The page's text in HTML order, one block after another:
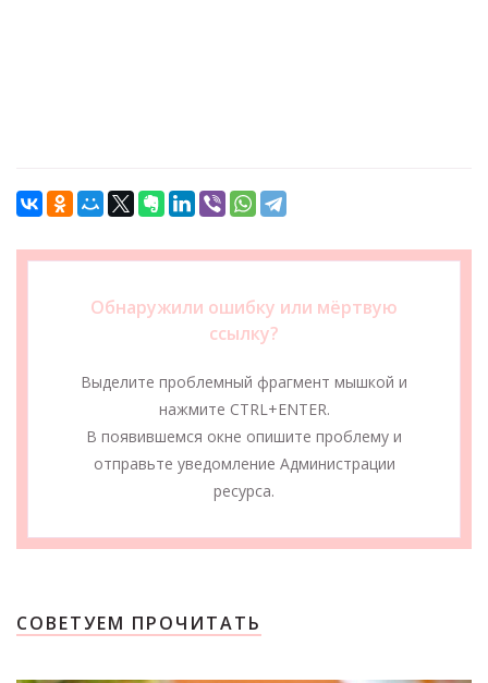
Обнаружили ошибку или мёртвую
ссылку?
Выделите проблемный фрагмент мышкой и
нажмите CTRL+ENTER.
В появившемся окне опишите проблему и
отправьте уведомление Администрации
ресурса.
СОВЕТУЕМ ПРОЧИТАТЬ